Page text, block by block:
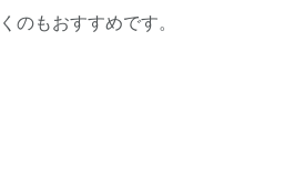
のもおすすめです。